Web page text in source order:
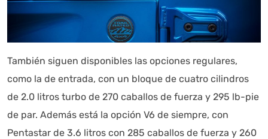
También siguen disponibles las opciones regulares,
como la de entrada, con un bloque de cuatro cilindros
de 2.0 litros turbo de 270 caballos de fuerza y 295 lb-pie
de par. Además está la opción V6 de siempre, con
Pentastar de 3.6 litros con 285 caballos de fuerza y 260